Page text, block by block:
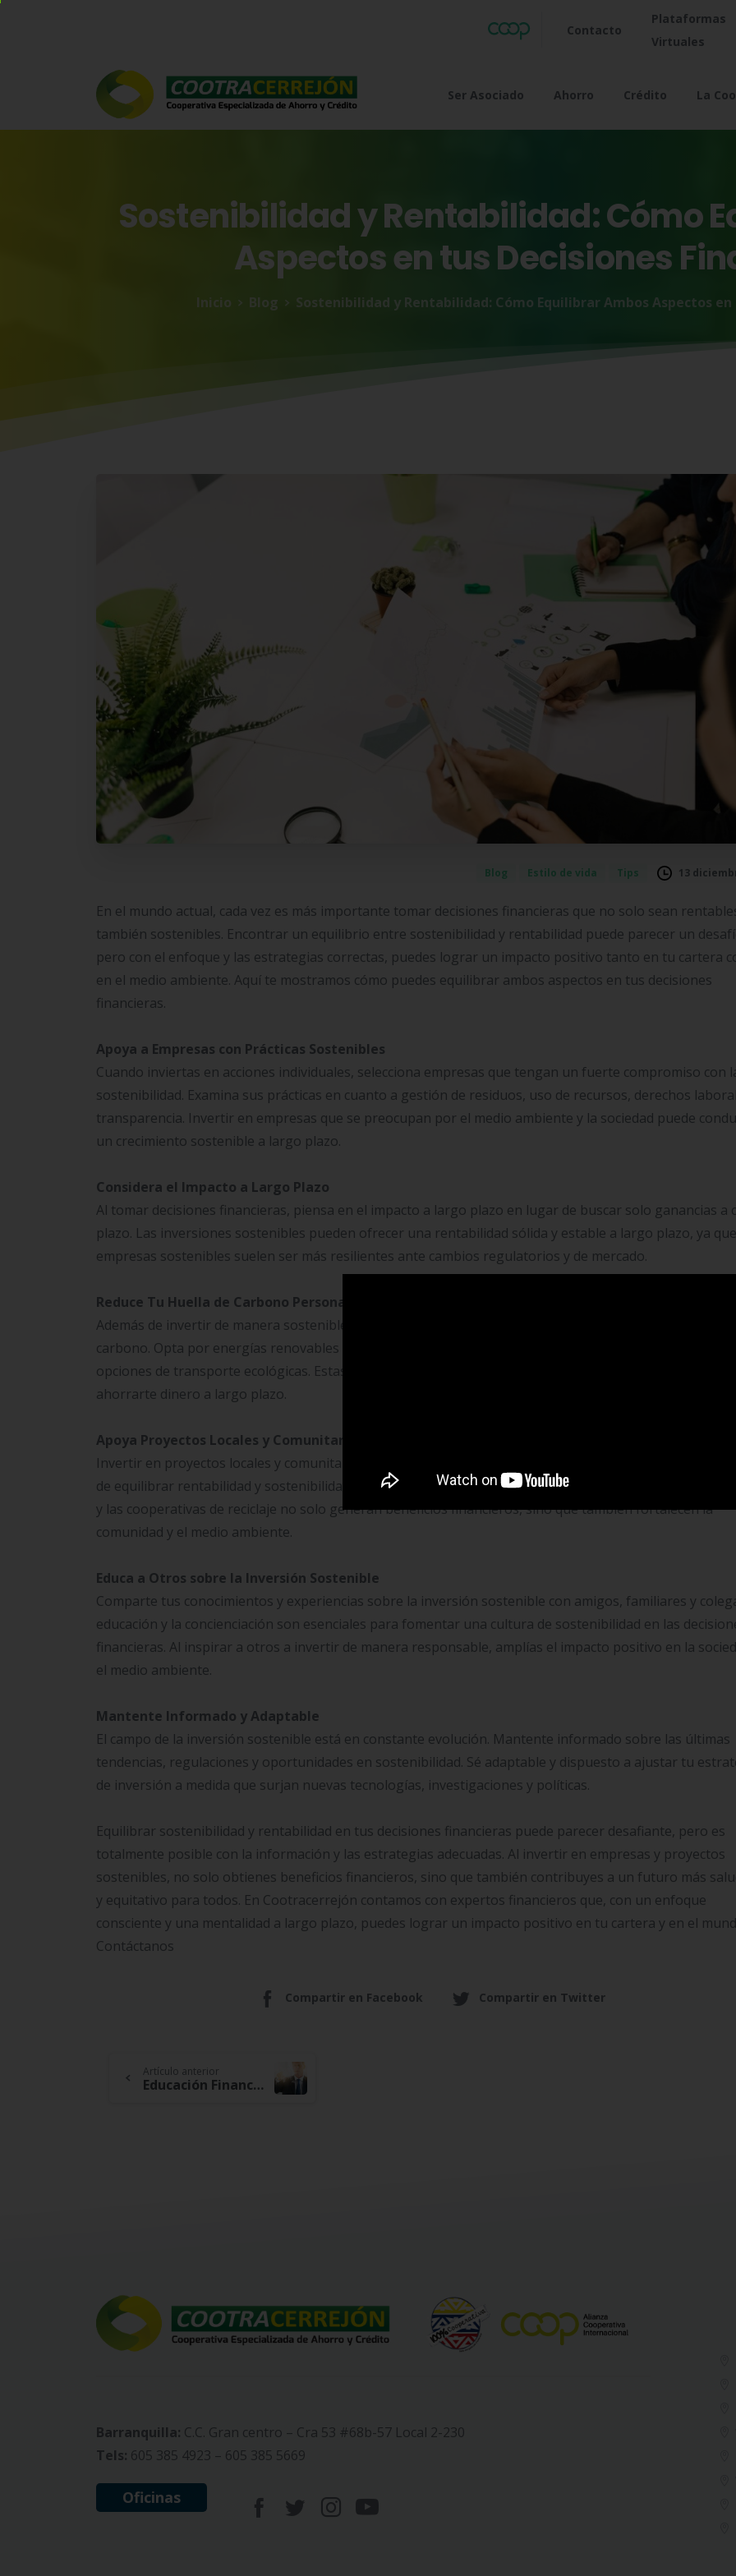
Contacto
Plataformas
Virtuales
Ser Asociado Ahorro Crédito La
SostenibilidadyRentabilidad:Cómo
AspectosentusDecisiones
Inicio Blog Sostenibilidad y Rentabilidad: Cómo Equilibrar Ambos Aspectos
Blog Estilo de vida Tips 13
En el mundo actual, cada vez es más importante tomar decisiones financieras que no solo sean
también sostenibles. Encontrar un equilibrio entre sostenibilidad y rentabilidad puede parecer un
pero con el enfoque y las estrategias correctas, puedes lograr un impacto positivo tanto en tu cartera
en el medio ambiente. Aquí te mostramos cómo puedes equilibrar ambos aspectos en tus decisiones
financieras.
Apoya a Empresas con Prácticas Sostenibles
Cuando inviertas en acciones individuales, selecciona empresas que tengan un fuerte compromiso con
sostenibilidad. Examina sus prácticas en cuanto a gestión de residuos, uso de recursos, derechos
transparencia. Invertir en empresas que se preocupan por el medio ambiente y la sociedad puede
un crecimiento sostenible a largo plazo.
Considera el Impacto a Largo Plazo
Al tomar decisiones financieras, piensa en el impacto a largo plazo en lugar de buscar solo ganancias a
plazo. Las inversiones sostenibles pueden ofrecer una rentabilidad sólida y estable a largo plazo, ya
empresas sostenibles suelen ser más resilientes ante cambios regulatorios y de mercado.
Reduce Tu Huella de Carbono Personal
Además de invertir de manera sostenible, puedes tomar decisiones financieras que reduzcan tu huella de
carbono. Opta por energías renovables para tu hogar, elige productos de empresas sostenibles y
opciones de transporte ecológicas. Estas decisiones no solo benefician al planeta, sino que también
ahorrarte dinero a largo plazo.
Apoya Proyectos Locales y Comunitarios
Invertir en proyectos locales y comunitarios que promuevan la sostenibilidad puede ser una excelente
de equilibrar rentabilidad y sostenibilidad. Proyectos como la agricultura urbana, la energía solar
y las cooperativas de reciclaje no solo generan beneficios financieros, sino que también fortalecen la
comunidad y el medio ambiente.
Educa a Otros sobre la Inversión Sostenible
Comparte tus conocimientos y experiencias sobre la inversión sostenible con amigos, familiares y
educación y la concienciación son esenciales para fomentar una cultura de sostenibilidad en las
financieras. Al inspirar a otros a invertir de manera responsable, amplías el impacto positivo en la
el medio ambiente.
Mantente Informado y Adaptable
El campo de la inversión sostenible está en constante evolución. Mantente informado sobre las últimas
tendencias, regulaciones y oportunidades en sostenibilidad. Sé adaptable y dispuesto a ajustar tu
de inversión a medida que surjan nuevas tecnologías, investigaciones y políticas.
Equilibrar sostenibilidad y rentabilidad en tus decisiones financieras puede parecer desafiante, pero es
totalmente posible con la información y las estrategias adecuadas. Al invertir en empresas y proyectos
sostenibles, no solo obtienes beneficios financieros, sino que también contribuyes a un futuro más
y equitativo para todos. En Cootracerrejón contamos con expertos financieros que, con un enfoque
consciente y una mentalidad a largo plazo, puedes lograr un impacto positivo en tu cartera y en el
Contáctanos
Compartir en Facebook Compartir en Twitter
Continue
Artículo anterior
Educación Financiera en la Era de la Globalización: Navegando por un Mundo Financiero Interconectado
Barranquilla: C.C. Gran centro – Cra 53 #68b-57 Local 2-230
Tels: 605 385 4923 – 605 385 5669
Oficinas